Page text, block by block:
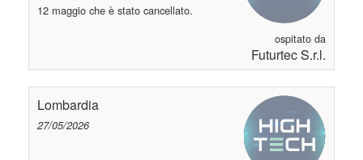
12 maggio che è stato cancellato.
ospitato da
Futurtec S.r.l.
Lombardia
27/05/2026